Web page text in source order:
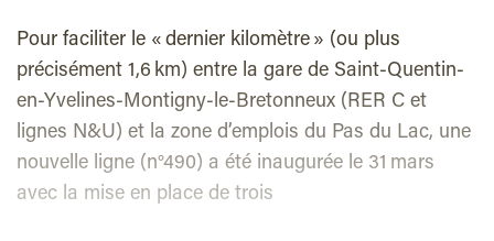
Pour faciliter le « dernier kilomètre » (ou plus
précisément 1,6 km) entre la gare de Saint-Quentin-
en-Yvelines-Montigny-le-Bretonneux (RER C et
lignes N&U) et la zone d’emplois du Pas du Lac, une
nouvelle ligne (n°490) a été inaugurée le 31 mars
avec la mise en place de trois